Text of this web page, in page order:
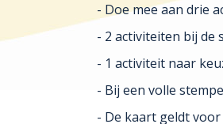
- Doe mee aan drie
- 2 activiteiten bij de
- 1 activiteit naar
- Bij een volle
- De kaart geldt